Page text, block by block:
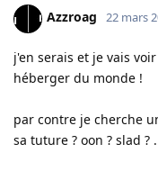
Azzroag 22 mars
j'en serais et je vais
héberger du monde !
par contre je cherche
sa tuture ? oon ? slad ?